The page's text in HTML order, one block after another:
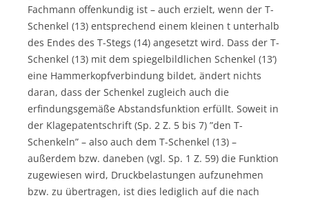
Fachmann offenkundig ist – auch erzielt, wenn der T-
Schenkel (13) entsprechend einem kleinen t unterhalb
des Endes des T-Stegs (14) angesetzt wird. Dass der T-
Schenkel (13) mit dem spiegelbildlichen Schenkel (13‘)
eine Hammerkopfverbindung bildet, ändert nichts
daran, dass der Schenkel zugleich auch die
erfindungsgemäße Abstandsfunktion erfüllt. Soweit in
der Klagepatentschrift (Sp. 2 Z. 5 bis 7) ”den T-
Schenkeln” – also auch dem T-Schenkel (13) –
außerdem bzw. daneben (vgl. Sp. 1 Z. 59) die Funktion
zugewiesen wird, Druckbelastungen aufzunehmen
bzw. zu übertragen, ist dies lediglich auf die nach